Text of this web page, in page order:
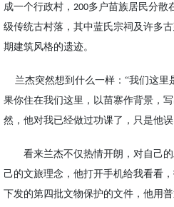
成一个行政村， 200多户苗族居民分散
级传统古村落， 其中蓝氏宗祠及许多
期建筑风格的遗迹。
兰杰突然想到什么一样： “我们这里
果你住在我们这里， 以苗寨作背景，
然，他对我已经做过功课了，只是他误
看来兰杰不仅热情开朗，对自己
己的文旅理念，他打开手机给我看看
下发的第四批文物保护的文件，他用普